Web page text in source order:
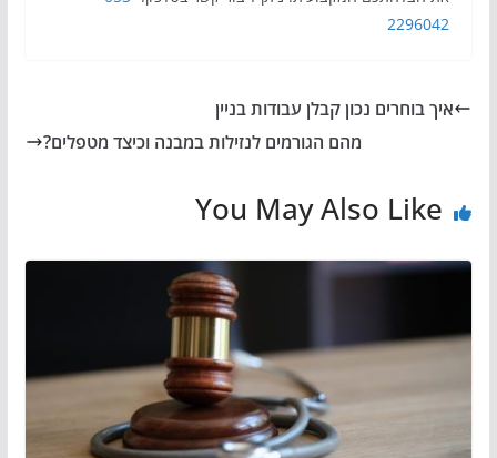
2296042
איך בוחרים נכון קבלן עבודות בניין
מהם הגורמים לנזילות במבנה וכיצד מטפלים?
You May Also Like